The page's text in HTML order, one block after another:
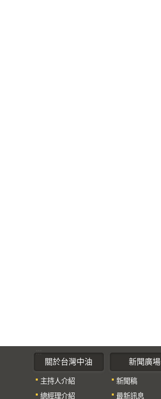
:::
關於台灣中油
主持人介紹
總經理介紹
新聞廣場
新聞稿
最新訊息